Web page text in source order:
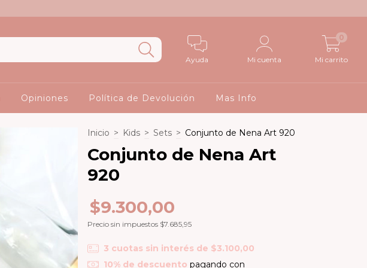
Ayuda Mi cuenta Mi carrito
0
Opiniones Política de Devolución Mas Info
Inicio > Kids > Sets > Conjunto de Nena Art 920
Conjunto de Nena Art
920
$9.300,00
Precio sin impuestos $7.685,95
3 cuotas sin interés de $3.100,00
10% de descuento pagando con